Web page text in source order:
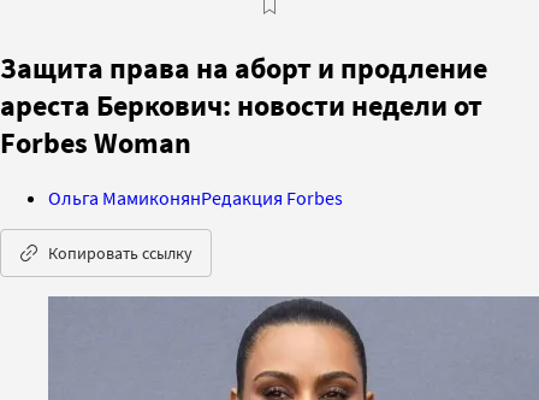
Защита права на аборт и продление
ареста Беркович: новости недели от
Forbes Woman
Ольга МамиконянРедакция Forbes
Копировать ссылку